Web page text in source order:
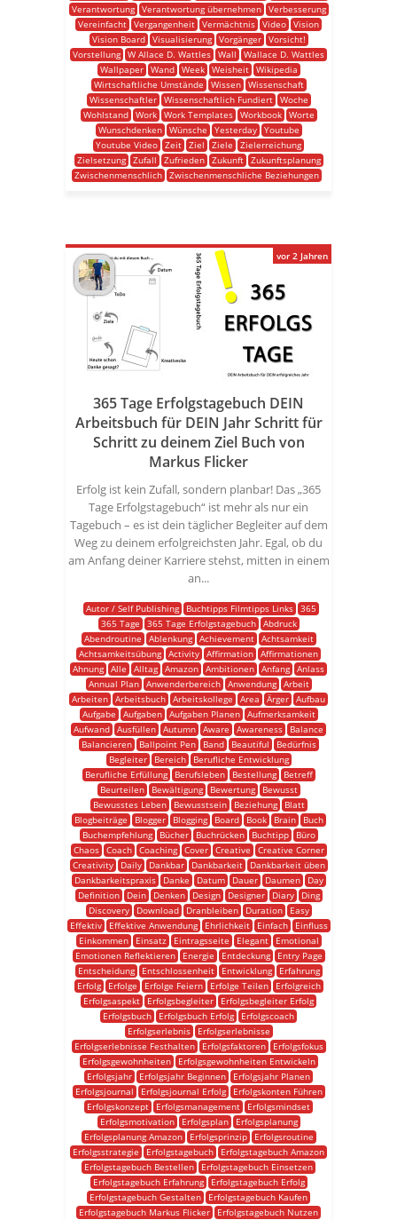
Verantwortung Verantwortung übernehmen
Verbesserung
Vereinfacht Vergangenheit Vermächtnis Video Vision
Vision Board
Visualisierung Vorgänger
Vorsicht!
Vorstellung W Allace D. Wattles Wall
Wallace D. Wattles
Wallpaper
Wand Week Weisheit
Wikipedia
Wirtschaftliche Umstände
Wissen
Wissenschaft
Wissenschaftler
Wissenschaftlich Fundiert
Woche
Wohlstand
Work Work Templates Workbook
Worte
Wunschdenken
Wünsche Yesterday
Youtube
Youtube Video Zeit Ziel Ziele
Zielerreichung
Zielsetzung
Zufall Zufrieden Zukunft
Zukunftsplanung
Zwischenmenschlich
Zwischenmenschliche Beziehungen
365 Tage Erfolgstagebuch DEIN
Arbeitsbuch für DEIN Jahr Schritt für
Schritt zu deinem Ziel Buch von
Markus Flicker
Erfolg ist kein Zufall, sondern planbar! Das „365
Tage Erfolgstagebuch“ ist mehr als nur ein
Tagebuch – es ist dein täglicher Begleiter auf dem
Weg zu deinem erfolgreichsten Jahr. Egal, ob du
am Anfang deiner Karriere stehst, mitten in einem
an...
Autor / Self Publishing Buchtipps Filmtipps Links
365
365 Tage
365 Tage Erfolgstagebuch
Abdruck
Abendroutine
Ablenkung Achievement
Achtsamkeit
Achtsamkeitsübung Activity Affirmation Affirmationen
Ahnung Alle Alltag Amazon Ambitionen Anfang Anlass
Annual Plan
Anwenderbereich Anwendung
Arbeit
Arbeiten Arbeitsbuch Arbeitskollege Area Ärger Aufbau
Aufgabe
Aufgaben Aufgaben Planen
Aufmerksamkeit
Aufwand Ausfüllen Autumn Aware Awareness
Balance
Balancieren
Ballpoint Pen Band Beautiful
Bedürfnis
Begleiter
Bereich
Berufliche Entwicklung
Berufliche Erfüllung
Berufsleben Bestellung
Betreff
Beurteilen
Bewältigung Bewertung
Bewusst
Bewusstes Leben
Bewusstsein Beziehung
Blatt
Blogbeiträge
Blogger Blogging Board Book Brain
Buch
Buchempfehlung
Bücher Buchrücken Buchtipp
Büro
Chaos
Coach Coaching Cover Creative
Creative Corner
Creativity
Daily Dankbar Dankbarkeit
Dankbarkeit üben
Dankbarkeitspraxis
Danke Datum Dauer Daumen
Day
Definition
Dein Denken Design Designer Diary
Ding
Discovery
Download Dranbleiben Duration
Easy
Effektiv
Effektive Anwendung Ehrlichkeit Einfach
Einfluss
Einkommen
Einsatz Eintragsseite Elegant
Emotional
Emotionen Reflektieren
Energie Entdeckung
Entry Page
Entscheidung
Entschlossenheit Entwicklung
Erfahrung
Erfolg
Erfolge Erfolge Feiern Erfolge Teilen
Erfolgreich
Erfolgsaspekt
Erfolgsbegleiter
Erfolgsbegleiter Erfolg
Erfolgsbuch
Erfolgsbuch Erfolg
Erfolgscoach
Erfolgserlebnis
Erfolgserlebnisse
Erfolgserlebnisse Festhalten
Erfolgsfaktoren
Erfolgsfokus
Erfolgsgewohnheiten
Erfolgsgewohnheiten Entwickeln
Erfolgsjahr
Erfolgsjahr Beginnen
Erfolgsjahr Planen
Erfolgsjournal
Erfolgsjournal Erfolg
Erfolgskonten Führen
Erfolgskonzept
Erfolgsmanagement
Erfolgsmindset
Erfolgsmotivation
Erfolgsplan
Erfolgsplanung
Erfolgsplanung Amazon
Erfolgsprinzip
Erfolgsroutine
Erfolgsstrategie
Erfolgstagebuch
Erfolgstagebuch Amazon
Erfolgstagebuch Bestellen
Erfolgstagebuch Einsetzen
Erfolgstagebuch Erfahrung
Erfolgstagebuch Erfolg
Erfolgstagebuch Gestalten
Erfolgstagebuch Kaufen
Erfolgstagebuch Markus Flicker
Erfolgstagebuch Nutzen
vor 2 Jahren